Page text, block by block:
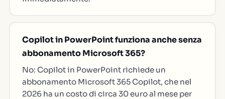
Copilot in PowerPoint funziona anche senza
abbonamento Microsoft 365?
No: Copilot in PowerPoint richiede un
abbonamento Microsoft 365 Copilot, che nel
2026 ha un costo di circa 30 euro al mese per